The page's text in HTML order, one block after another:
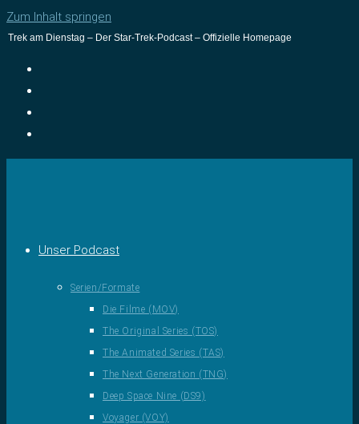
Zum Inhalt springen
Trek am Dienstag – Der Star-Trek-Podcast – Offizielle Homepage
Unser Podcast
Serien/Formate
Die Filme (MOV)
The Original Series (TOS)
The Animated Series (TAS)
The Next Generation (TNG)
Deep Space Nine (DS9)
Voyager (VOY)